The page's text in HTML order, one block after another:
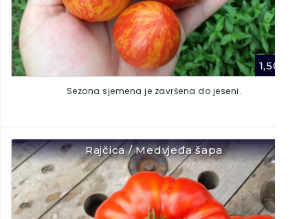
1,50
Sezona sjemena je završena do jeseni.
Rajčica / Medvjeđa šapa